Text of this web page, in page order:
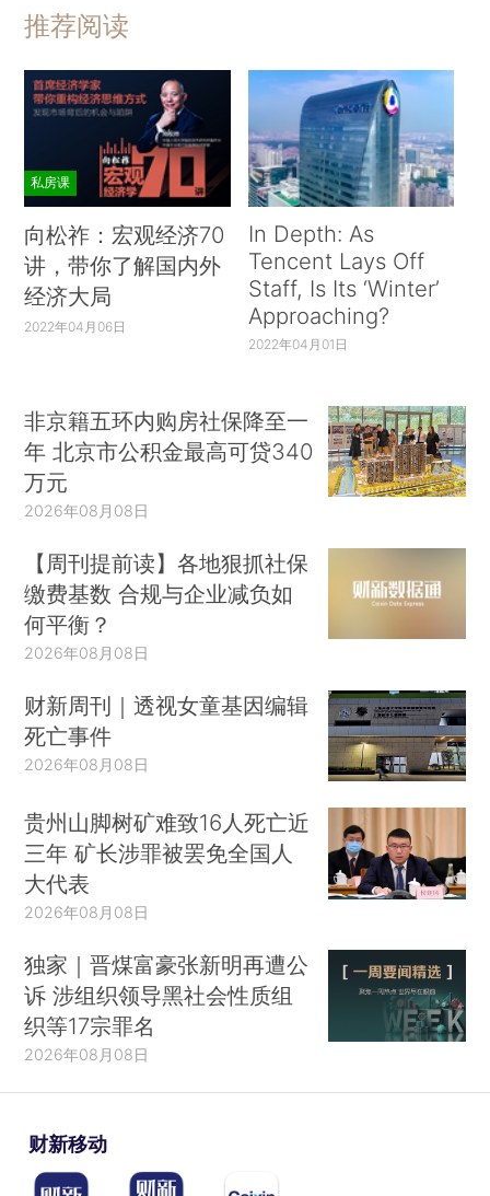
推荐阅读
私房课
向松祚：宏观经济70
讲，带你了解国内外
经济大局
2022年04月06日
In Depth: As
Tencent Lays Off
Staff, Is Its ‘Winter’
Approaching?
2022年04月01日
非京籍五环内购房社保降至一
年 北京市公积金最高可贷340
万元
2026年08月08日
【周刊提前读】各地狠抓社保
缴费基数 合规与企业减负如
何平衡？
2026年08月08日
财新周刊｜透视女童基因编辑
死亡事件
2026年08月08日
贵州山脚树矿难致16人死亡近
三年 矿长涉罪被罢免全国人
大代表
2026年08月08日
独家｜晋煤富豪张新明再遭公
诉 涉组织领导黑社会性质组
织等17宗罪名
2026年08月08日
财新移动